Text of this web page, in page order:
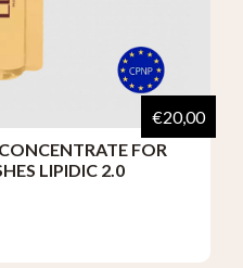
FOR
LIPIDIC 2.0
€20,00